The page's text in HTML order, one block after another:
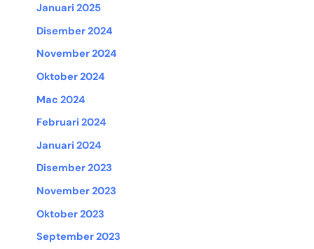
Januari 2025
Disember 2024
November 2024
Oktober 2024
Mac 2024
Februari 2024
Januari 2024
Disember 2023
November 2023
Oktober 2023
September 2023